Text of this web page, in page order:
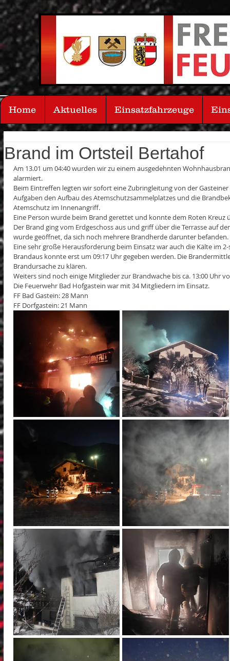
Brand im Ortsteil Bertahof
Am 13.01 um 04:40 wurden wir zu einem ausgedehnten
alarmiert.
Beim Eintreffen legten wir sofort eine Zubringleitung von der
Aufgaben den Aufbau des Atemschutzsammelplatzes und die
Atemschutz im Innenangriff.
Eine Person wurde beim Brand gerettet und konnte dem Roten Kreuz
Der Brand ging vom Erdgeschoss aus und griff über die Terrasse auf
wurde geöffnet, da sich noch mehrere Brandherde darunter befanden.
Eine sehr große Herausforderung beim Einsatz war auch die Kälte im
Brandaus konnte erst um 09:17 Uhr gegeben werden. Die
Brandursache zu klären.
Weiters sind noch einige Mitglieder zur Brandwache bis ca. 13:00 Uhr
Die Feuerwehr Bad Hofgastein war mit 34 Mitgliedern im Einsatz.
FF Bad Gastein: 28 Mann
FF Dorfgastein: 21 Mann
Home Aktuelles Einsatzfahrzeuge